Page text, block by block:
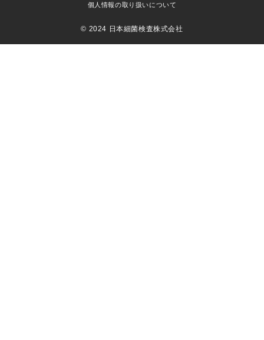
© 2024 日本細菌検査株式会社
個人情報の取り扱いについて